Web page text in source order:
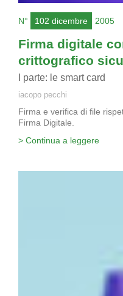
N° 102 dicembre 2005
Firma digitale
crittografico
I parte: le smart card
iacopo pecchi
Firma e verifica di file
Firma Digitale.
> Continua a leggere